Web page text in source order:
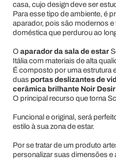
casa, cujo design deve ser
Para esse tipo de ambiente, é
aparador, pois são modernos e
doméstica que perdurou ao
O aparador da sala de estar
Itália com materiais de alta
É composto por uma estrutura
duas portas deslizantes de
cerâmica brilhante Noir Desir
O principal recurso que torna
Funcional e original, será
estilo à sua zona de estar.
Por se tratar de um produto
personalizar suas dimensões e